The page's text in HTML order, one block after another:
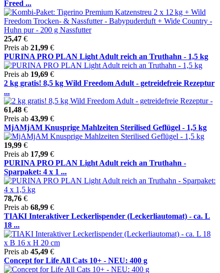
Freed ...
25,47 €
Preis ab 21,99 €
PURINA PRO PLAN Light Adult reich an Truthahn - 1,5 kg
Preis ab 19,69 €
2 kg gratis! 8,5 kg Wild Freedom Adult - getreidefreie Rezeptur
...
61,48 €
Preis ab 43,99 €
MjAMjAM Knusprige Mahlzeiten Sterilised Geflügel - 1,5 kg
19,99 €
Preis ab 17,99 €
PURINA PRO PLAN Light Adult reich an Truthahn -
Sparpaket: 4 x 1 ...
78,76 €
Preis ab 68,99 €
TIAKI Interaktiver Leckerlispender (Leckerliautomat) - ca. L
18 ...
Preis ab 45,49 €
Concept for Life All Cats 10+ - NEU: 400 g